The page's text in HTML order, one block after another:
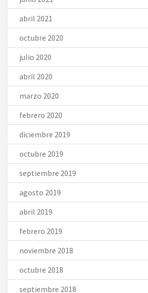
abril 2021
octubre 2020
julio 2020
abril 2020
marzo 2020
febrero 2020
diciembre 2019
octubre 2019
septiembre 2019
agosto 2019
abril 2019
febrero 2019
noviembre 2018
octubre 2018
septiembre 2018